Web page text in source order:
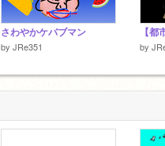
さわやかケバブマン
by JRe351 by